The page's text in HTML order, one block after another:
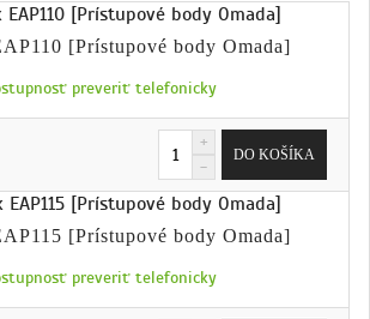
[Prístupové body Omada]
preveriť telefonicky
[Prístupové body Omada]
preveriť telefonicky